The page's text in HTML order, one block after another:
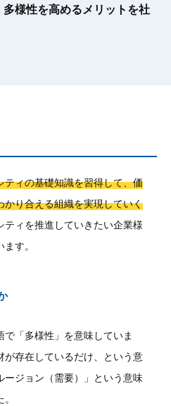
様性を高めるメリットを社
ティの基礎知識を習得して、価
り合える組織を実現していく
ティを推進していきたい企業様
す。
「多様性」を意味していま
存在しているだけ、という意
ジョン（需要）」という意味